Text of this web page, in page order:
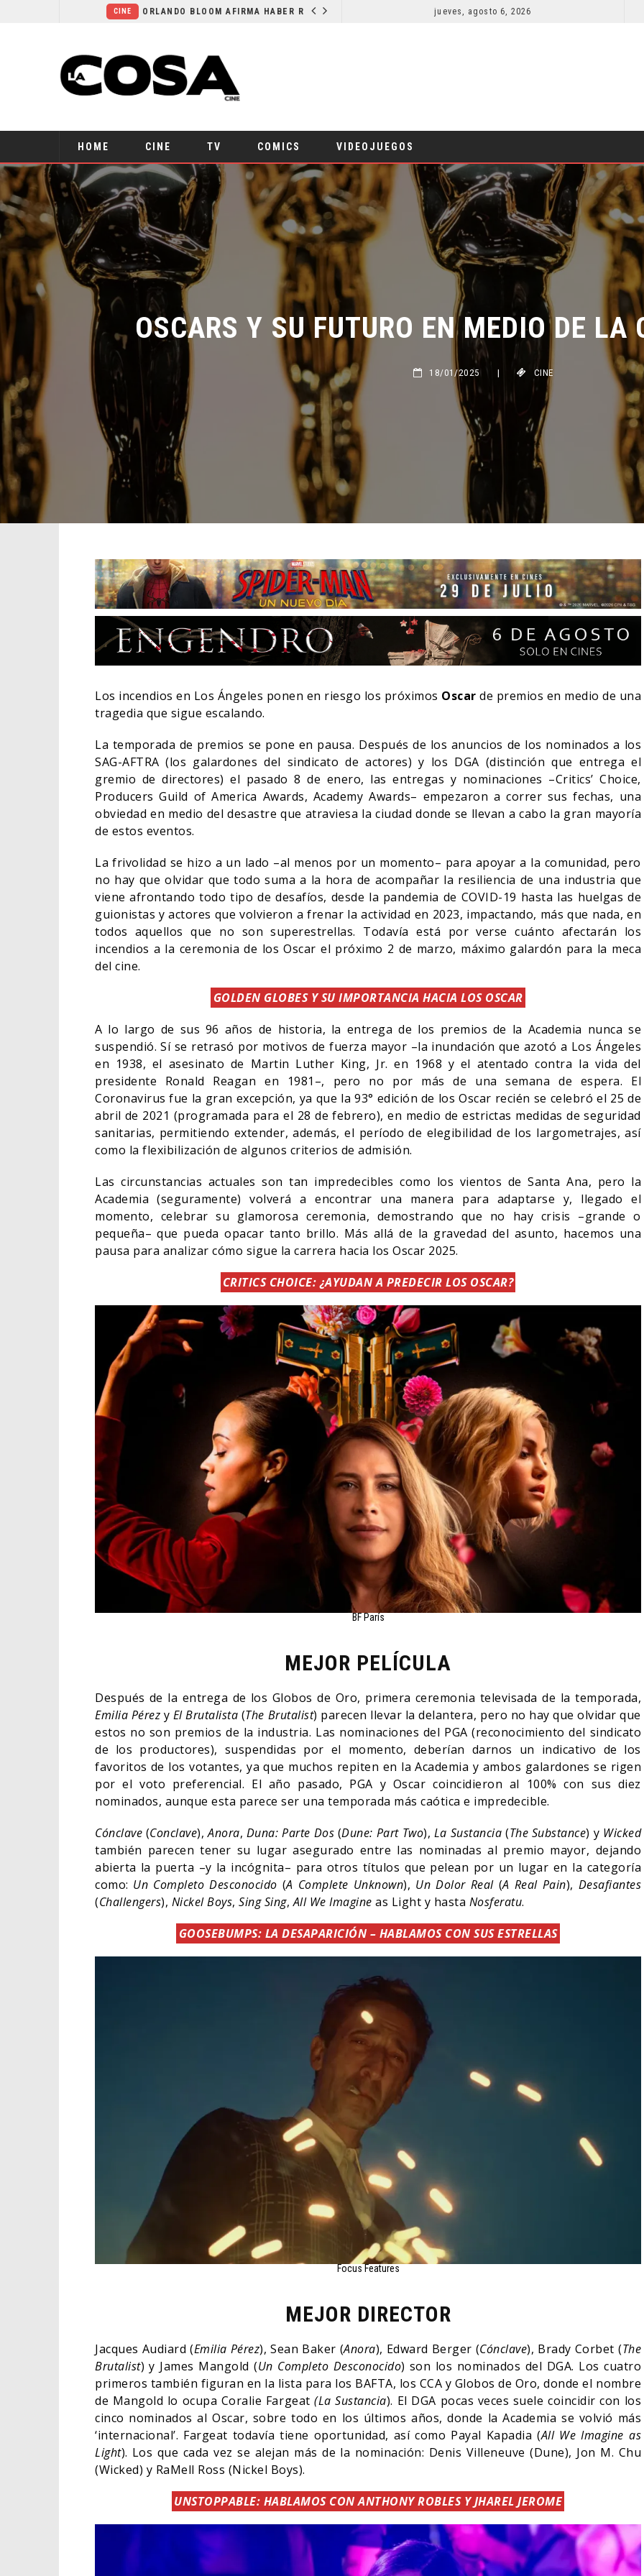
ORLANDO BLOOM AFIRMA HABER RECHAZADO SER BATMAN jueves, agosto 6, 2026
HOME CINE TV COMICS VIDEOJUEGOS
OSCARS Y SU FUTURO EN MEDIO DE LA
18/01/2025
Los incendios en Los Ángeles ponen en riesgo los próximos Oscar de premios en medio de una
tragedia que sigue escalando.
La temporada de premios se pone en pausa. Después de los anuncios de los nominados a los
SAG-AFTRA (los galardones del sindicato de actores) y los DGA (distinción que entrega el
gremio de directores) el pasado 8 de enero, las entregas y nominaciones –Critics’ Choice,
Producers Guild of America Awards, Academy Awards– empezaron a correr sus fechas, una
obviedad en medio del desastre que atraviesa la ciudad donde se llevan a cabo la gran mayoría
de estos eventos.
La frivolidad se hizo a un lado –al menos por un momento– para apoyar a la comunidad, pero
no hay que olvidar que todo suma a la hora de acompañar la resiliencia de una industria que
viene afrontando todo tipo de desafíos, desde la pandemia de COVID-19 hasta las huelgas de
guionistas y actores que volvieron a frenar la actividad en 2023, impactando, más que nada, en
todos aquellos que no son superestrellas. Todavía está por verse cuánto afectarán los
incendios a la ceremonia de los Oscar el próximo 2 de marzo, máximo galardón para la meca
del cine.
GOLDEN GLOBES Y SU IMPORTANCIA HACIA LOS OSCAR
A lo largo de sus 96 años de historia, la entrega de los premios de la Academia nunca se
suspendió. Sí se retrasó por motivos de fuerza mayor –la inundación que azotó a Los Ángeles
en 1938, el asesinato de Martin Luther King, Jr. en 1968 y el atentado contra la vida del
presidente Ronald Reagan en 1981–, pero no por más de una semana de espera. El
Coronavirus fue la gran excepción, ya que la 93° edición de los Oscar recién se celebró el 25 de
abril de 2021 (programada para el 28 de febrero), en medio de estrictas medidas de seguridad
sanitarias, permitiendo extender, además, el período de elegibilidad de los largometrajes, así
como la flexibilización de algunos criterios de admisión.
Las circunstancias actuales son tan impredecibles como los vientos de Santa Ana, pero la
Academia (seguramente) volverá a encontrar una manera para adaptarse y, llegado el
momento, celebrar su glamorosa ceremonia, demostrando que no hay crisis –grande o
pequeña– que pueda opacar tanto brillo. Más allá de la gravedad del asunto, hacemos una
pausa para analizar cómo sigue la carrera hacia los Oscar 2025.
CRITICS CHOICE: ¿AYUDAN A PREDECIR LOS OSCAR?
BF París
MEJOR PELÍCULA
Después de la entrega de los Globos de Oro, primera ceremonia televisada de la temporada,
Emilia Pérez y El Brutalista (The Brutalist) parecen llevar la delantera, pero no hay que olvidar que
estos no son premios de la industria. Las nominaciones del PGA (reconocimiento del sindicato
de los productores), suspendidas por el momento, deberían darnos un indicativo de los
favoritos de los votantes, ya que muchos repiten en la Academia y ambos galardones se rigen
por el voto preferencial. El año pasado, PGA y Oscar coincidieron al 100% con sus diez
nominados, aunque esta parece ser una temporada más caótica e impredecible.
Cónclave (Conclave),Anora, Duna: Parte Dos (Dune: Part Two), La Sustancia (The Substance) y Wicked
también parecen tener su lugar asegurado entre las nominadas al premio mayor, dejando
abierta la puerta –y la incógnita– para otros títulos que pelean por un lugar en la categoría
como: Un Completo Desconocido (A Complete Unknown), Un Dolor Real(A Real Pain), Desafiantes
(Challengers), Nickel Boys, Sing Sing,All We Imagine as Light y hasta Nosferatu.
GOOSEBUMPS: LA DESAPARICIÓN – HABLAMOS CON SUS ESTRELLAS
Focus Features
MEJOR DIRECTOR
Jacques Audiard (Emilia Pérez), Sean Baker (Anora), Edward Berger (Cónclave), Brady Corbet (The
Brutalist) y James Mangold (Un Completo Desconocido) son los nominados del DGA. Los cuatro
primeros también figuran en la lista para los BAFTA, los CCA y Globos de Oro, donde el nombre
de Mangold lo ocupa Coralie Fargeat(La Sustancia). El DGA pocas veces suele coincidir con los
cinco nominados al Oscar, sobre todo en los últimos años, donde la Academia se volvió más
‘internacional’. Fargeat todavía tiene oportunidad, así como Payal Kapadia (All We Imagine as
Light). Los que cada vez se alejan más de la nominación: Denis Villeneuve (Dune), Jon M. Chu
(Wicked) y RaMell Ross (Nickel Boys).
UNSTOPPABLE: HABLAMOS CON ANTHONY ROBLES Y JHAREL JEROME
¿PODRÍA COLLEEN WING
APARECER EN DAREDEVIL:
BORN AGAIN?
DESTIN DANIEL CRETTON
SOBRE LA CANCELACIÓN
DE WONDER MAN
TV 04/08/2026
LA NOCHE DEL
ESTÁN ENTRE
TRAILER FINAL
CINE 06/08/2026